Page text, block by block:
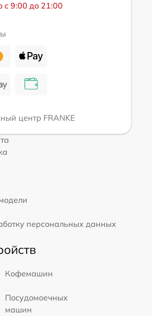
с 9:00 до 21:00
центр FRANKE
персональных данных
Кофемашин
Посудомоечных
машин